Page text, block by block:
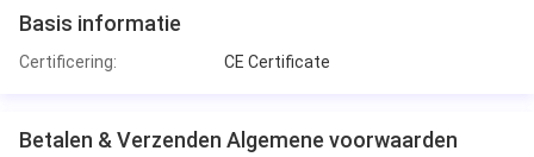
Basis informatie
Certificering: CE Certificate
Betalen & Verzenden Algemene voorwaarden